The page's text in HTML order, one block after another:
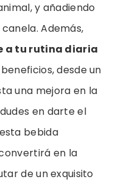
y añadiendo
Además,
a tu rutina diaria
desde un
una mejora en la
en darte el
bebida
en la
de un exquisito